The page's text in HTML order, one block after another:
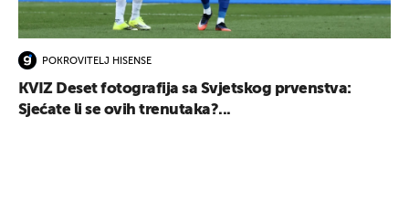
POKROVITELJ HISENSE
KVIZ Deset fotografija sa Svjetskog prvenstva:
Sjećate li se ovih trenutaka?...